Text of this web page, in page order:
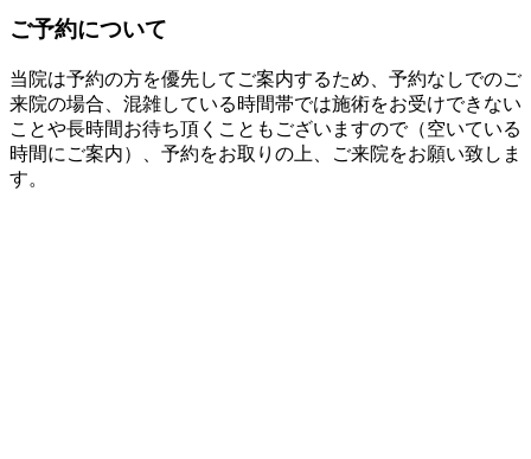
ご予約について
当院は予約の方を優先してご案内するため、予約なしでのご
来院の場合、混雑している時間帯では施術をお受けできない
ことや長時間お待ち頂くこともございますので（空いている
時間にご案内）、予約をお取りの上、ご来院をお願い致しま
す。